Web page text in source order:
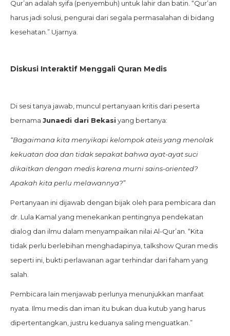
Qur’an adalah syifa (penyembuh) untuk lahir dan batin. “Qur’an
harus jadi solusi, pengurai dari segala permasalahan di bidang
kesehatan.” Ujarnya.
Diskusi Interaktif Menggali Quran Medis
Di sesi tanya jawab, muncul pertanyaan kritis dari peserta
bernama Junaedi dari Bekasi yang bertanya:
“Bagaimana kita menyikapi kelompok ateis yang menolak
kekuatan doa dan tidak sepakat bahwa ayat-ayat suci
dikaitkan dengan medis karena murni sains-oriented?
Apakah kita perlu melawannya?”
Pertanyaan ini dijawab dengan bijak oleh para pembicara dan
dr. Lula Kamal yang menekankan pentingnya pendekatan
dialog dan ilmu dalam menyampaikan nilai Al-Qur’an. “Kita
tidak perlu berlebihan menghadapinya, talkshow Quran medis
seperti ini, bukti perlawanan agar terhindar dari faham yang
salah.
Pembicara lain menjawab perlunya menunjukkan manfaat
nyata. Ilmu medis dan iman itu bukan dua kutub yang harus
dipertentangkan, justru keduanya saling menguatkan.”